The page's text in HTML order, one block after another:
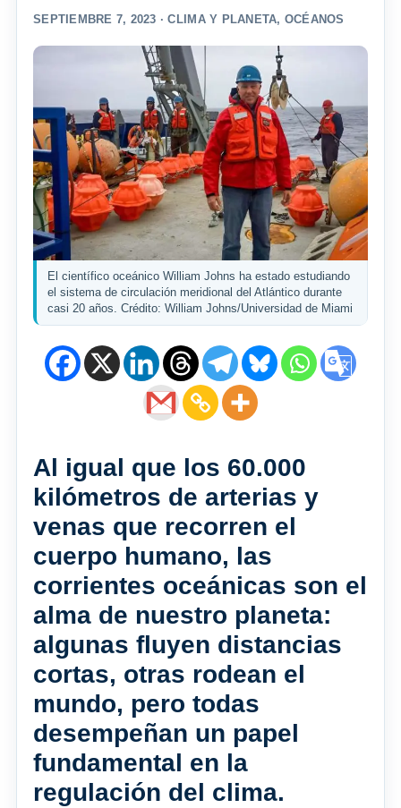
SEPTIEMBRE 7, 2023 ·CLIMA Y PLANETA, OCÉANOS
El científico oceánico William Johns ha estado estudiando
el sistema de circulación meridional del Atlántico durante
casi 20 años. Crédito: William Johns/Universidad de Miami
Al igual que los 60.000
kilómetros de arterias y
venas que recorren el
cuerpo humano, las
corrientes oceánicas son el
alma de nuestro planeta:
algunas fluyen distancias
cortas, otras rodean el
mundo, pero todas
desempeñan un papel
fundamental en la
regulación del clima.